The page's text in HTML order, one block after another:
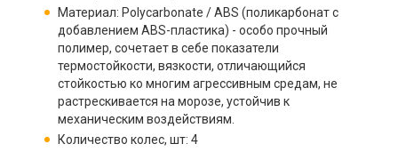
Материал: Polycarbonate / ABS (поликарбонат с
добавлением ABS-пластика) - особо прочный
полимер, сочетает в себе показатели
термостойкости, вязкости, отличающийся
стойкостью ко многим агрессивным средам, не
растрескивается на морозе, устойчив к
механическим воздействиям.
Количество колес, шт: 4